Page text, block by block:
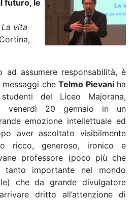
futuro, le
La vita
assumere responsabilità, è
che Telmo Pievaniha
del Liceo Majorana,
venerdì 20 gennaio in un
emozione intellettuale ed
aver ascoltato visibilmente
ricco, generoso, ironico e
professore (poco più che
tanto importante nel mondo
che da grande divulgatore
dritto all’attenzione di